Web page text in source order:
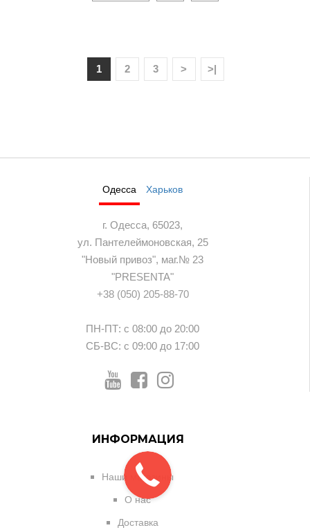
1 2 3 > >|
Одесса Харьков
г. Одесса, 65023,
ул. Пантелеймоновская, 25
"Новый привоз", маг.№ 23
"PRESENTA"
+38 (050) 205-88-70
ПН-ПТ: с 08:00 до 20:00
СБ-ВС: с 09:00 до 17:00
ИНФОРМАЦИЯ
Наши магазины
О нас
Доставка